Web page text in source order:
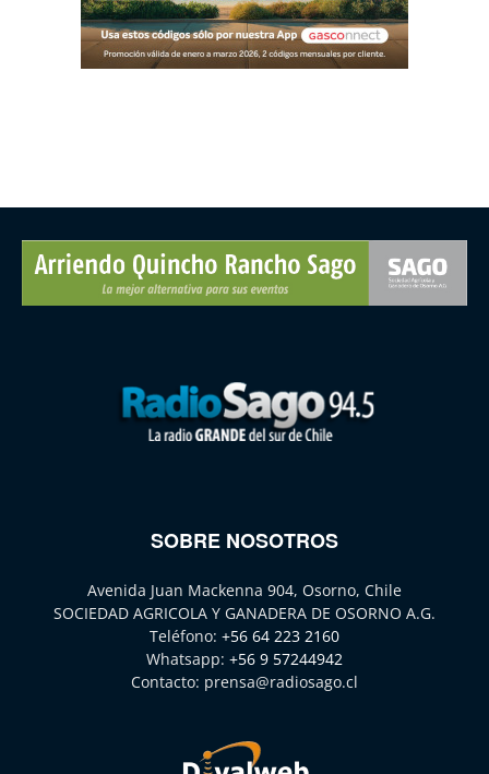
SOBRE NOSOTROS
Avenida Juan Mackenna 904, Osorno, Chile
SOCIEDAD AGRICOLA Y GANADERA DE OSORNO A.G.
Teléfono: +56 64 223 2160
Whatsapp: +56 9 57244942
Contacto: prensa@radiosago.cl